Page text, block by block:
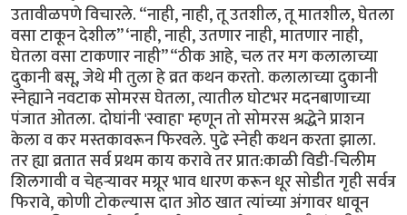
उतावीळपणे विचारले. “नाही, नाही, तू उतशील, तू मातशील, घेतला
वसा टाकून देशील” ‘नाही, नाही, उतणार नाही, मातणार नाही,
घेतला वसा टाकणार नाही” “ठीक आहे, चल तर मग कलालाच्या
दुकानी बसू, जेथे मी तुला हे व्रत कथन करतो. कलालाच्या दुकानी
स्नेह्याने नवटाक सोमरस घेतला, त्यातील घोटभर मदनबाणाच्या
पंजात ओतला. दोघांनी 'स्वाहा' म्हणून तो सोमरस श्रद्धेने प्राशन
केला व कर मस्तकावरून फिरवले. पुढे स्नेही कथन करता झाला.
तर ह्या व्रतात सर्व प्रथम काय करावे तर प्रात:काळी विडी-चिलीम
शिलगावी व चेहऱ्यावर मग्रूर भाव धारण करून धूर सोडीत गृही सर्वत्र
फिरावे, कोणी टोकल्यास दात ओठ खात त्यांच्या अंगावर धावून